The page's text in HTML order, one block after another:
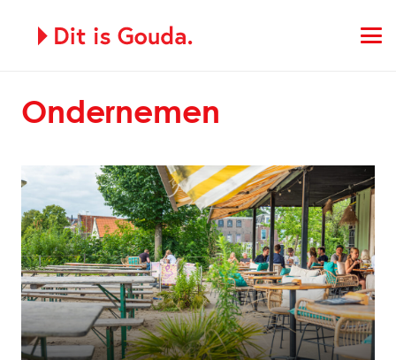
Ondernemen